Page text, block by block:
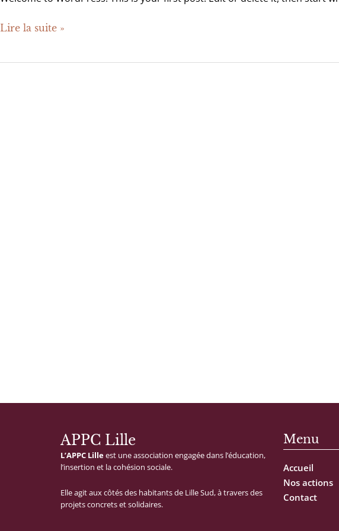
Lire la suite »
APPC Lille
L’APPC Lilleest uneassociation engagéedans l’éducation,
l’insertion et lacohésion sociale.
Elleagitauxcôtésdes habitantsde LilleSud,àtraversdes
projetsconcretsetsolidaires.
Menu
Accueil
Nos actions
Contact